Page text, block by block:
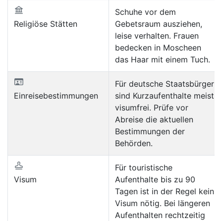
Religiöse Stätten
Schuhe vor dem
Gebetsraum ausziehen,
leise verhalten. Frauen
bedecken in Moscheen
das Haar mit einem Tuch.
Einreisebestimmungen
Für deutsche Staatsbürger
sind Kurzaufenthalte meist
visumfrei. Prüfe vor
Abreise die aktuellen
Bestimmungen der
Behörden.
Visum
Für touristische
Aufenthalte bis zu 90
Tagen ist in der Regel kein
Visum nötig. Bei längeren
Aufenthalten rechtzeitig